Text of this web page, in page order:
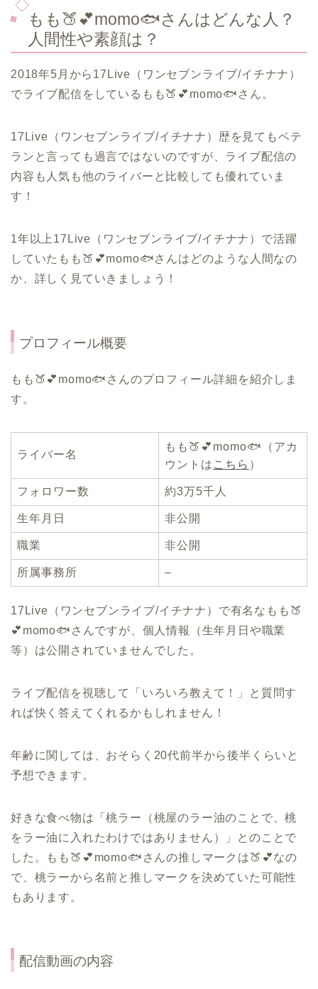
もも🍑💕momo🐟さんはどんな人？
人間性や素顔は？
2018年5月から17Live（ワンセブンライブ/イチナナ）
でライブ配信をしているもも🍑💕momo🐟さん。
17Live（ワンセブンライブ/イチナナ）歴を見てもベテ
ランと言っても過言ではないのですが、ライブ配信の
内容も人気も他のライバーと比較しても優れていま
す！
1年以上17Live（ワンセブンライブ/イチナナ）で活躍
していたもも🍑💕momo🐟さんはどのような人間なの
か、詳しく見ていきましょう！
プロフィール概要
もも🍑💕momo🐟さんのプロフィール詳細を紹介しま
す。
ライバー名
もも🍑💕momo🐟（アカ
ウントは こちら ）
フォロワー数 約3万5千人
生年月日 非公開
職業 非公開
所属事務所 –
17Live（ワンセブンライブ/イチナナ）で有名なもも🍑
💕momo🐟さんですが、個人情報（生年月日や職業
等）は公開されていませんでした。
ライブ配信を視聴して「いろいろ教えて！」と質問す
れば快く答えてくれるかもしれません！
年齢に関しては、おそらく20代前半から後半くらいと
予想できます。
好きな食べ物は「桃ラー（桃屋のラー油のことで、桃
をラー油に入れたわけではありません）」とのことで
した。もも🍑💕momo🐟さんの推しマークは🍑💕なの
で、桃ラーから名前と推しマークを決めていた可能性
もあります。
配信動画の内容